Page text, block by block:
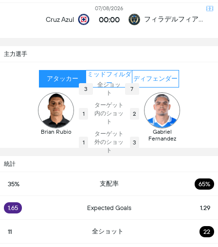
Cruz Azul
07/08/2026
00:00
主力選手
アタッカー
ミッドフィルダ
ー
ディフェンダー
Brian Rubio
3
全ショッ
ト
7
1
ターゲット
内のショッ
ト
2
1
ターゲット
外のショッ
ト
3
Gabriel
Fernandez
統計
35% 支配率 65%
1.65 Expected Goals 1.29
11 全ショット 22